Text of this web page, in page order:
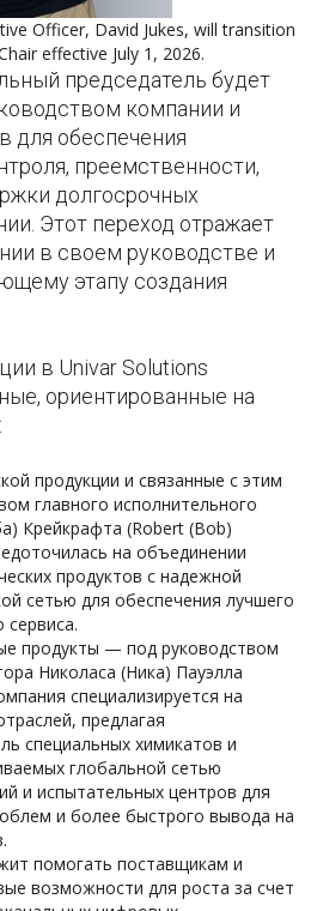
Officer, David Jukes, will transition
effective July 1, 2026.
председатель будет
компании и
для обеспечения
преемственности,
долгосрочных
Этот переход отражает
в своем руководстве и
этапу создания
в Univar Solutions
ориентированные на
продукции и связанные с этим
главного исполнительного
Крейкрафта (Robert (Bob)
на объединении
продуктов с надежной
сетью для обеспечения лучшего
сервиса.
продукты — под руководством
Николаса (Ника) Пауэлла
специализируется на
предлагая
специальных химикатов и
глобальной сетью
и испытательных центров для
и более быстрого вывода на
помогать поставщикам и
возможности для роста за счет